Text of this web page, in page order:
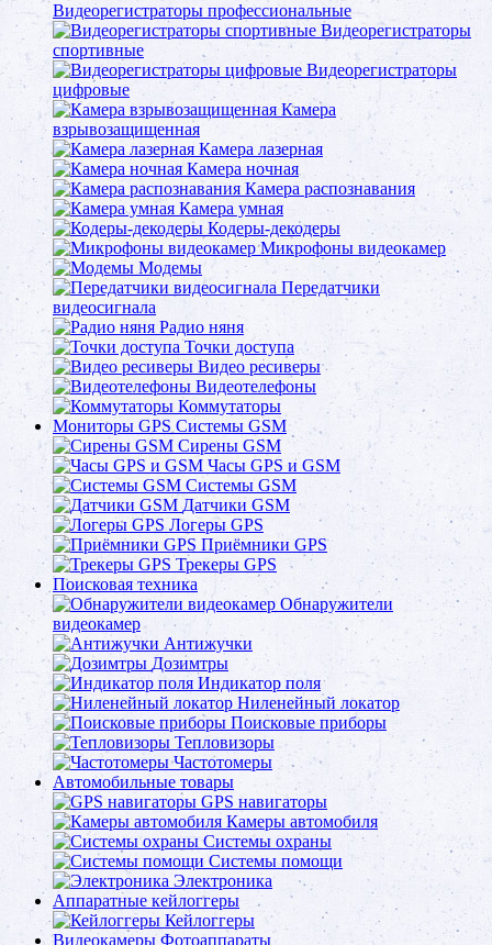
Видеорегистраторы профессиональные
Видеорегистраторы
спортивные
Видеорегистраторы
цифровые
Камера
взрывозащищенная
Камера лазерная
Камера ночная
Камера распознавания
Камера умная
Кодеры-декодеры
Микрофоны видеокамер
Модемы
Передатчики
видеосигнала
Радио няня
Точки доступа
Видео ресиверы
Видеотелефоны
Коммутаторы
Мониторы GPS Системы GSM
Сирены GSM
Часы GPS и GSM
Системы GSM
Датчики GSM
Логеры GPS
Приёмники GPS
Трекеры GPS
Поисковая техника
Обнаружители
видеокамер
Антижучки
Дозимтры
Индикатор поля
Ниленейный локатор
Поисковые приборы
Тепловизоры
Частотомеры
Автомобильные товары
GPS навигаторы
Камеры автомобиля
Системы охраны
Системы помощи
Электроника
Аппаратные кейлоггеры
Кейлоггеры
Видеокамеры Фотоаппараты